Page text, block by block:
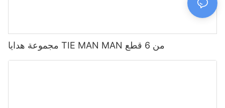
مجموعة هدايا TIE MAN MAN من 6 قطع